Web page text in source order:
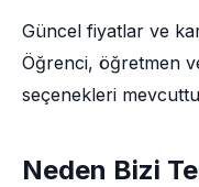
Güncel fiyatlar ve
Öğrenci, öğretmen
seçenekleri
Neden Bizi